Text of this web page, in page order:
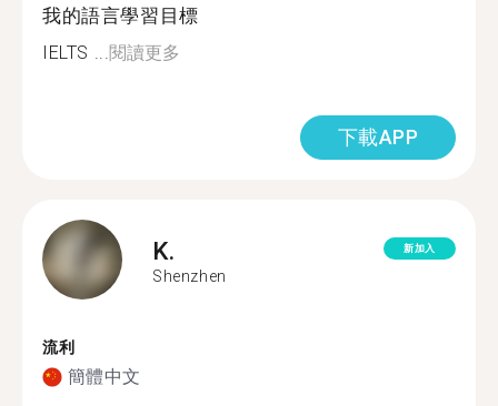
我的語言學習目標
IELTS ... 閱讀更多
下載APP
K.
Shenzhen
新加入
流利
簡體中文